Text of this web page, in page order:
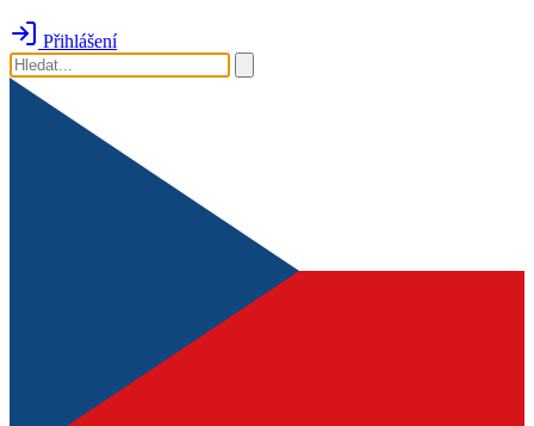
Přihlášení